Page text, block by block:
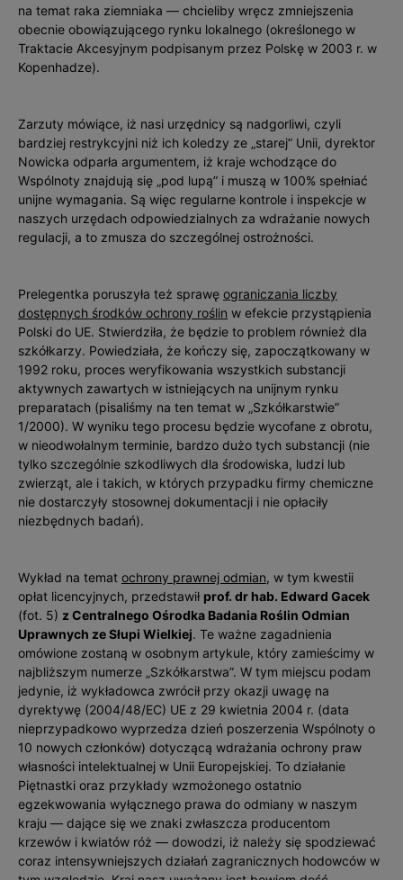
na temat raka ziemniaka — chcieliby wręcz zmniejszenia
obecnie obowiązującego rynku lokalnego (określonego w
Traktacie Akcesyjnym podpisanym przez Polskę w 2003 r. w
Kopenhadze).
Zarzuty mówiące, iż nasi urzędnicy są nadgorliwi, czyli
bardziej restrykcyjni niż ich koledzy ze „starej” Unii, dyrektor
Nowicka odparła argumentem, iż kraje wchodzące do
Wspólnoty znajdują się „pod lupą” i muszą w 100% spełniać
unijne wymagania. Są więc regularne kontrole i inspekcje w
naszych urzędach odpowiedzialnych za wdrażanie nowych
regulacji, a to zmusza do szczególnej ostrożności.
Prelegentka poruszyła też sprawę ograniczania liczby
dostępnych środków ochrony roślin w efekcie przystąpienia
Polski do UE. Stwierdziła, że będzie to problem również dla
szkółkarzy. Powiedziała, że kończy się, zapoczątkowany w
1992 roku, proces weryfikowania wszystkich substancji
aktywnych zawartych w istniejących na unijnym rynku
preparatach (pisaliśmy na ten temat w „Szkółkarstwie”
1/2000). W wyniku tego procesu będzie wycofane z obrotu,
w nieodwołalnym terminie, bardzo dużo tych substancji (nie
tylko szczególnie szkodliwych dla środowiska, ludzi lub
zwierząt, ale i takich, w których przypadku firmy chemiczne
nie dostarczyły stosownej dokumentacji i nie opłaciły
niezbędnych badań).
Wykład na temat ochrony prawnej odmian, w tym kwestii
opłat licencyjnych, przedstawił prof. dr hab. Edward Gacek
(fot. 5) z Centralnego Ośrodka Badania Roślin Odmian
Uprawnych ze Słupi Wielkiej. Te ważne zagadnienia
omówione zostaną w osobnym artykule, który zamieścimy w
najbliższym numerze „Szkółkarstwa”. W tym miejscu podam
jedynie, iż wykładowca zwrócił przy okazji uwagę na
dyrektywę (2004/48/EC) UE z 29 kwietnia 2004 r. (data
nieprzypadkowo wyprzedza dzień poszerzenia Wspólnoty o
10 nowych członków) dotyczącą wdrażania ochrony praw
własności intelektualnej w Unii Europejskiej. To działanie
Piętnastki oraz przykłady wzmożonego ostatnio
egzekwowania wyłącznego prawa do odmiany w naszym
kraju — dające się we znaki zwłaszcza producentom
krzewów i kwiatów róż — dowodzi, iż należy się spodziewać
coraz intensywniejszych działań zagranicznych hodowców w